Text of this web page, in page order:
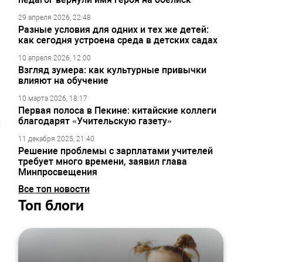
29 апреля 2026, 22:48
Разные условия для одних и тех же детей:
как сегодня устроена среда в детских садах
10 апреля 2026, 12:00
Взгляд зумера: как культурные привычки
влияют на обучение
10 марта 2026, 18:17
Первая полоса в Пекине: китайские коллеги
благодарят «Учительскую газету»
11 декабря 2025, 21:40
Решение проблемы с зарплатами учителей
требует много времени, заявил глава
Минпросвещения
Все топ новости
Топ блоги